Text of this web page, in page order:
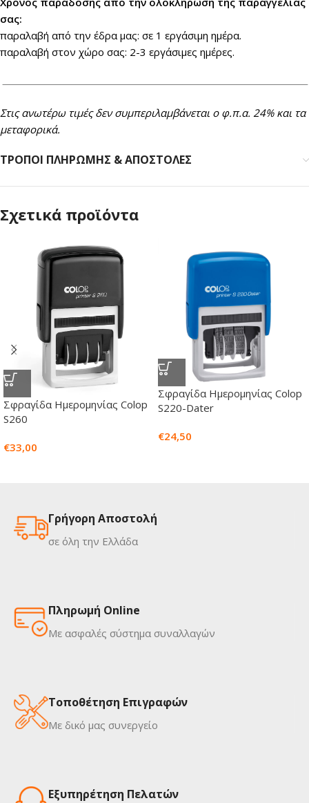
σας:
παραλαβή από την έδρα μας: σε 1 εργάσιμη ημέρα.
παραλαβή στον χώρο σας: 2-3 εργάσιμες ημέρες.
Στις ανωτέρω τιμές δεν συμπεριλαμβάνεται ο φ.π.α. 24% και τα
μεταφορικά.
ΤΡΟΠΟΙ ΠΛΗΡΩΜΗΣ & ΑΠΟΣΤΟΛΕΣ
Σχετικά προϊόντα
Σφραγίδα Ημερομηνίας Colop
S260
€33,00
Σφραγίδα Ημερομηνίας Colop
S220-Dater
€24,50
Γρήγορη Αποστολή
σε όλη την Ελλάδα
Πληρωμή Online
Με ασφαλές σύστημα συναλλαγών
Τοποθέτηση Επιγραφών
Με δικό μας συνεργείο
Εξυπηρέτηση Πελατών